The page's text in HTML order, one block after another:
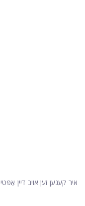
איר קענען זען אויב דיין